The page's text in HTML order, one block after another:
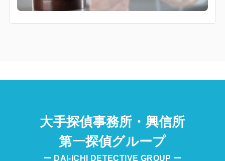
大手探偵事務所・興信所
第一探偵グループ
ー DAI-ICHI DETECTIVE GROUP ー